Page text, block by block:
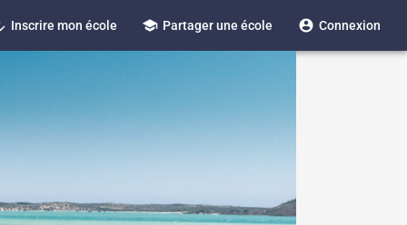
Inscrire mon école school Partager une école account_circle Connexion